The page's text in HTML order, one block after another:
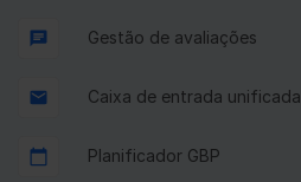
Gestão de avaliações
Caixa de entrada unificada
Planificador GBP